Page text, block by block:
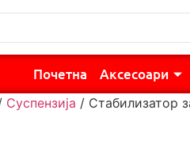
Почетна Аксесоари
Суспензија / Стабилизатор